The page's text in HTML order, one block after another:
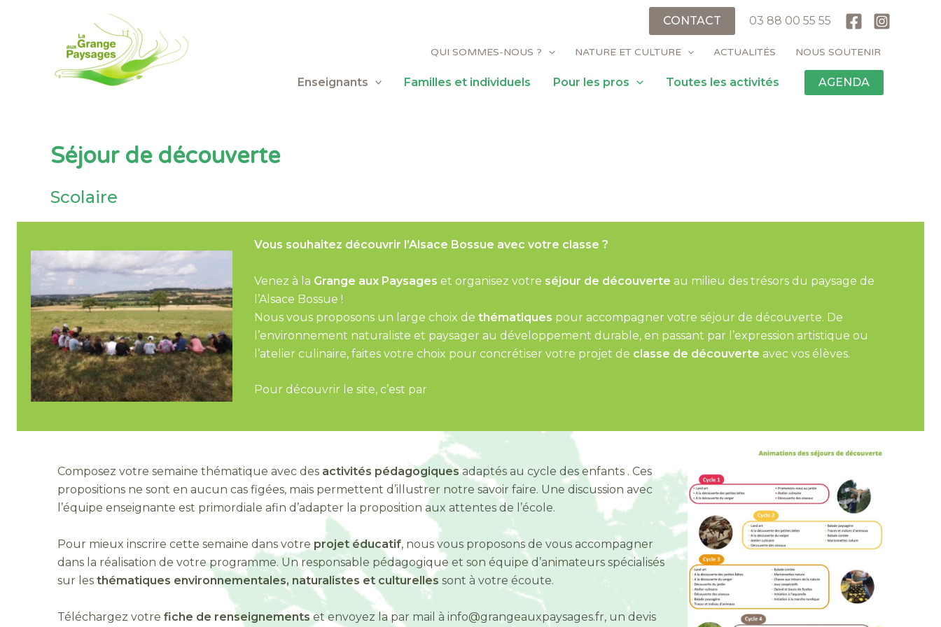
CONTACT 03 88 00 55 55
QUI SOMMES-NOUS ? NATURE ET CULTURE ACTUALITÉS NOUS SOUTENIR
Enseignants Familles et individuels Pour les pros Toutes les activités AGENDA
Séjour de découverte
Scolaire
Vous souhaitez découvrir l’Alsace Bossue avec votre classe ?
Venez à la Grange aux Paysages et organisez votre séjour de découverte au milieu des trésors du paysage de
l’Alsace Bossue !
Nous vous proposons un large choix de thématiques pour accompagner votre séjour de découverte. De
l’environnement naturaliste et paysager au développement durable, en passant par l’expression artistique ou
l’atelier culinaire, faites votre choix pour concrétiser votre projet de classe de découverte avec vos élèves.
Pour découvrir le site, c’est par
Composez votre semaine thématique avec des activités pédagogiquesadaptés au cycle des enfants . Ces
propositions ne sont en aucun cas figées, mais permettent d’illustrer notre savoir faire. Une discussion avec
l’équipe enseignante est primordiale afin d’adapter la proposition aux attentes de l’école.
Pour mieux inscrire cette semaine dans votre projet éducatif, nous vous proposons de vous accompagner
dans la réalisation de votre programme. Un responsable pédagogique et son équipe d’animateurs spécialisés
sur les thématiques environnementales, naturalistes et culturelles sont à votre écoute.
Téléchargez votre fiche de renseignementset envoyez la par mail à info@grangeauxpaysages.fr, un devis